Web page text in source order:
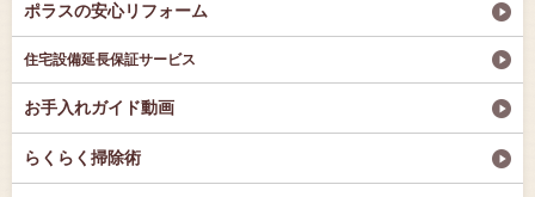
ポラスの安心リフォーム
住宅設備延長保証サービス
お手入れガイド動画
らくらく掃除術